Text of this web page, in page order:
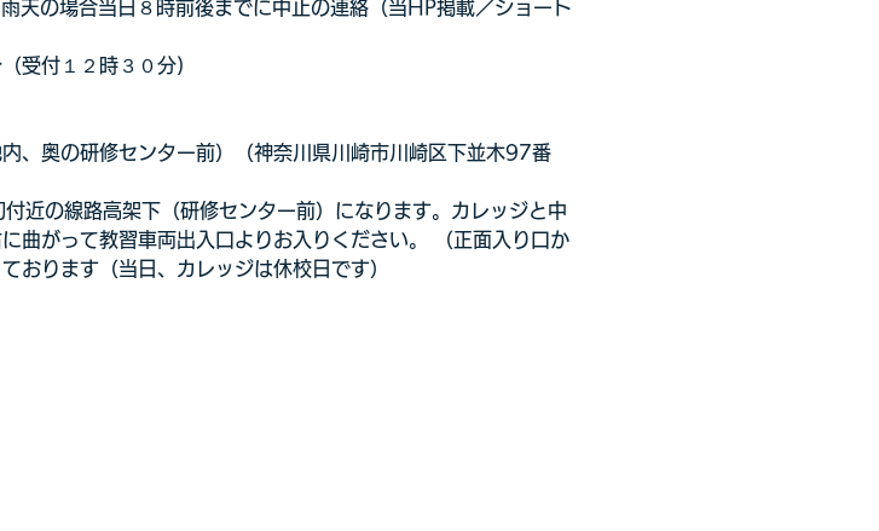
の場合当日８時前後までに中止の連絡（当HP掲載／ショート
受付１２時３０分)
、奥の研修センター前）（神奈川県川崎市川崎区下並木97番
近の線路高架下（研修センター前）になります。カレッジと中
曲がって教習車両出入口よりお入りください。 （正面入り口か
おります（当日、カレッジは休校日です）